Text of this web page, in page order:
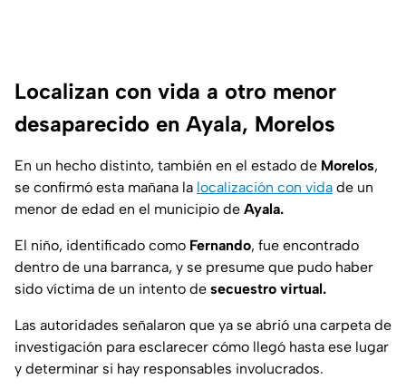
Localizan con vida a otro menor
desaparecido en Ayala, Morelos
En un hecho distinto, también en el estado de Morelos,
se confirmó esta mañana la localización con vida de un
menor de edad en el municipio de Ayala.
El niño, identificado como Fernando, fue encontrado
dentro de una barranca, y se presume que pudo haber
sido víctima de un intento de secuestro virtual.
Las autoridades señalaron que ya se abrió una carpeta de
investigación para esclarecer cómo llegó hasta ese lugar
y determinar si hay responsables involucrados.